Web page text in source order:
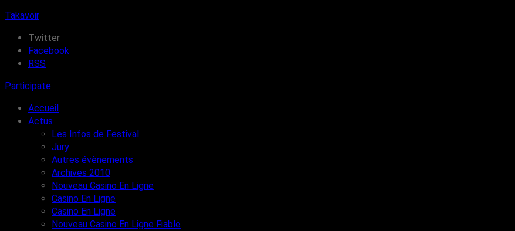
Takavoir
Twitter
Facebook
RSS
Participate
Accueil
Actus
Les Infos de Festival
Jury
Autres évènements
Archives 2010
Nouveau Casino En Ligne
Casino En Ligne
Casino En Ligne
Nouveau Casino En Ligne Fiable